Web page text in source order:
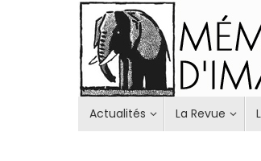
Actualités La Revue